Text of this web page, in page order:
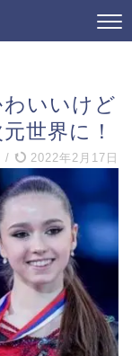
いいけど
世界に！
/ 2022年2月17日